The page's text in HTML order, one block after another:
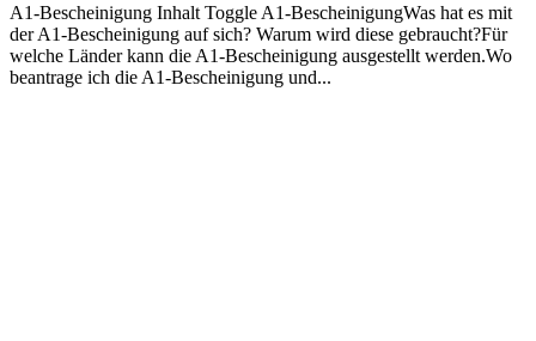
A1-Bescheinigung Inhalt Toggle A1-BescheinigungWas hat es mit
der A1-Bescheinigung auf sich? Warum wird diese gebraucht?Für
welche Länder kann die A1-Bescheinigung ausgestellt werden.Wo
beantrage ich die A1-Bescheinigung und...